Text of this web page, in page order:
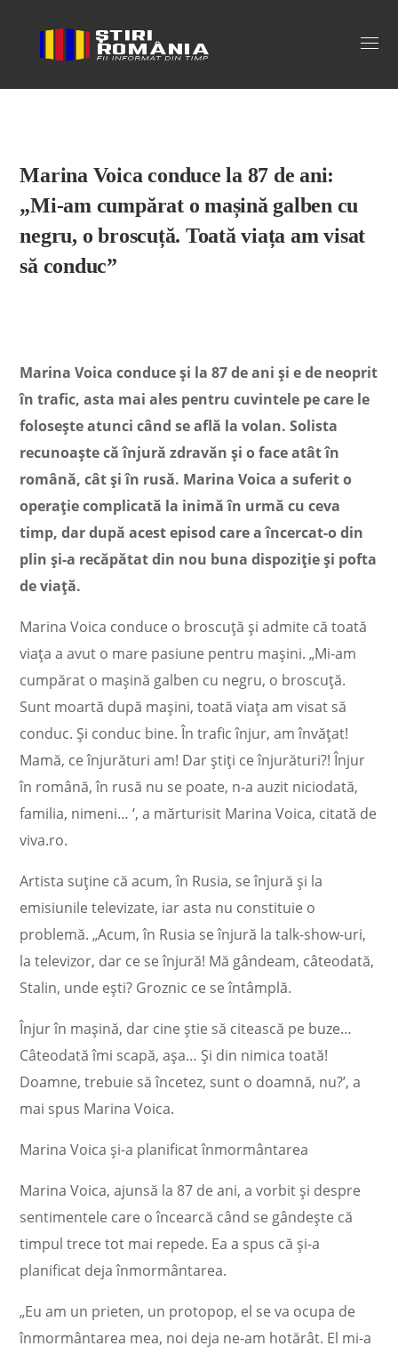
Stiri Romania
Marina Voica conduce la 87 de ani:
„Mi-am cumpărat o mașină galben cu
negru, o broscuță. Toată viața am visat
să conduc”
Marina Voica conduce și la 87 de ani și e de neoprit
în trafic, asta mai ales pentru cuvintele pe care le
folosește atunci când se află la volan. Solista
recunoaște că înjură zdravăn și o face atât în
română, cât și în rusă. Marina Voica a suferit o
operație complicată la inimă în urmă cu ceva
timp, dar după acest episod care a încercat-o din
plin și-a recăpătat din nou buna dispoziție și pofta
de viață.
Marina Voica conduce o broscuță și admite că toată
viața a avut o mare pasiune pentru mașini. „Mi-am
cumpărat o mașină galben cu negru, o broscuță.
Sunt moartă după mașini, toată viața am visat să
conduc. Și conduc bine. În trafic înjur, am învățat!
Mamă, ce înjurături am! Dar știți ce înjurături?! Înjur
în română, în rusă nu se poate, n-a auzit niciodată,
familia, nimeni… ‘, a mărturisit Marina Voica, citată de
viva.ro.
Artista suține că acum, în Rusia, se înjură și la
emisiunile televizate, iar asta nu constituie o
problemă. „Acum, în Rusia se înjură la talk-show-uri,
la televizor, dar ce se înjură! Mă gândeam, câteodată,
Stalin, unde ești? Groznic ce se întâmplă.
Înjur în mașină, dar cine știe să citească pe buze…
Câteodată îmi scapă, așa… Și din nimica toată!
Doamne, trebuie să încetez, sunt o doamnă, nu?’, a
mai spus Marina Voica.
Marina Voica și-a planificat înmormântarea
Marina Voica, ajunsă la 87 de ani, a vorbit și despre
sentimentele care o încearcă când se gândește că
timpul trece tot mai repede. Ea a spus că și-a
planificat deja înmormântarea.
„Eu am un prieten, un protopop, el se va ocupa de
înmormântarea mea, noi deja ne-am hotărât. El mi-a